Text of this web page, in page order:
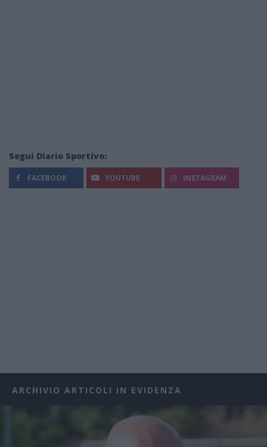
Segui Diario Sportivo:
FACEBOOK YOUTUBE INSTAGRAM
ARCHIVIO ARTICOLI IN EVIDENZA